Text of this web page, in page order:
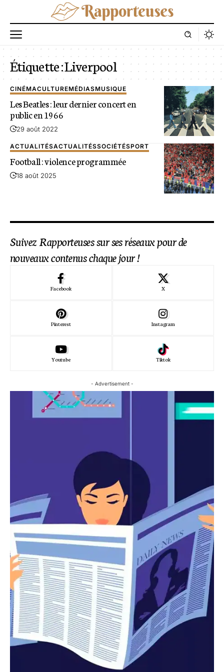
Étiquette :Liverpool
CINÉMACULTUREMÉDIASMUSIQUE
Les Beatles : leur dernier concert en
public en 1966
29 août 2022
ACTUALITÉSACTUALITÉSSOCIÉTÉSPORT
Football : violence programmée
18 août 2025
Suivez Rapporteuses sur ses réseaux pour de
nouveaux contenus chaque jour !
Facebook X
Pinterest Instagram
Youtube Tiktok
- Advertisement -